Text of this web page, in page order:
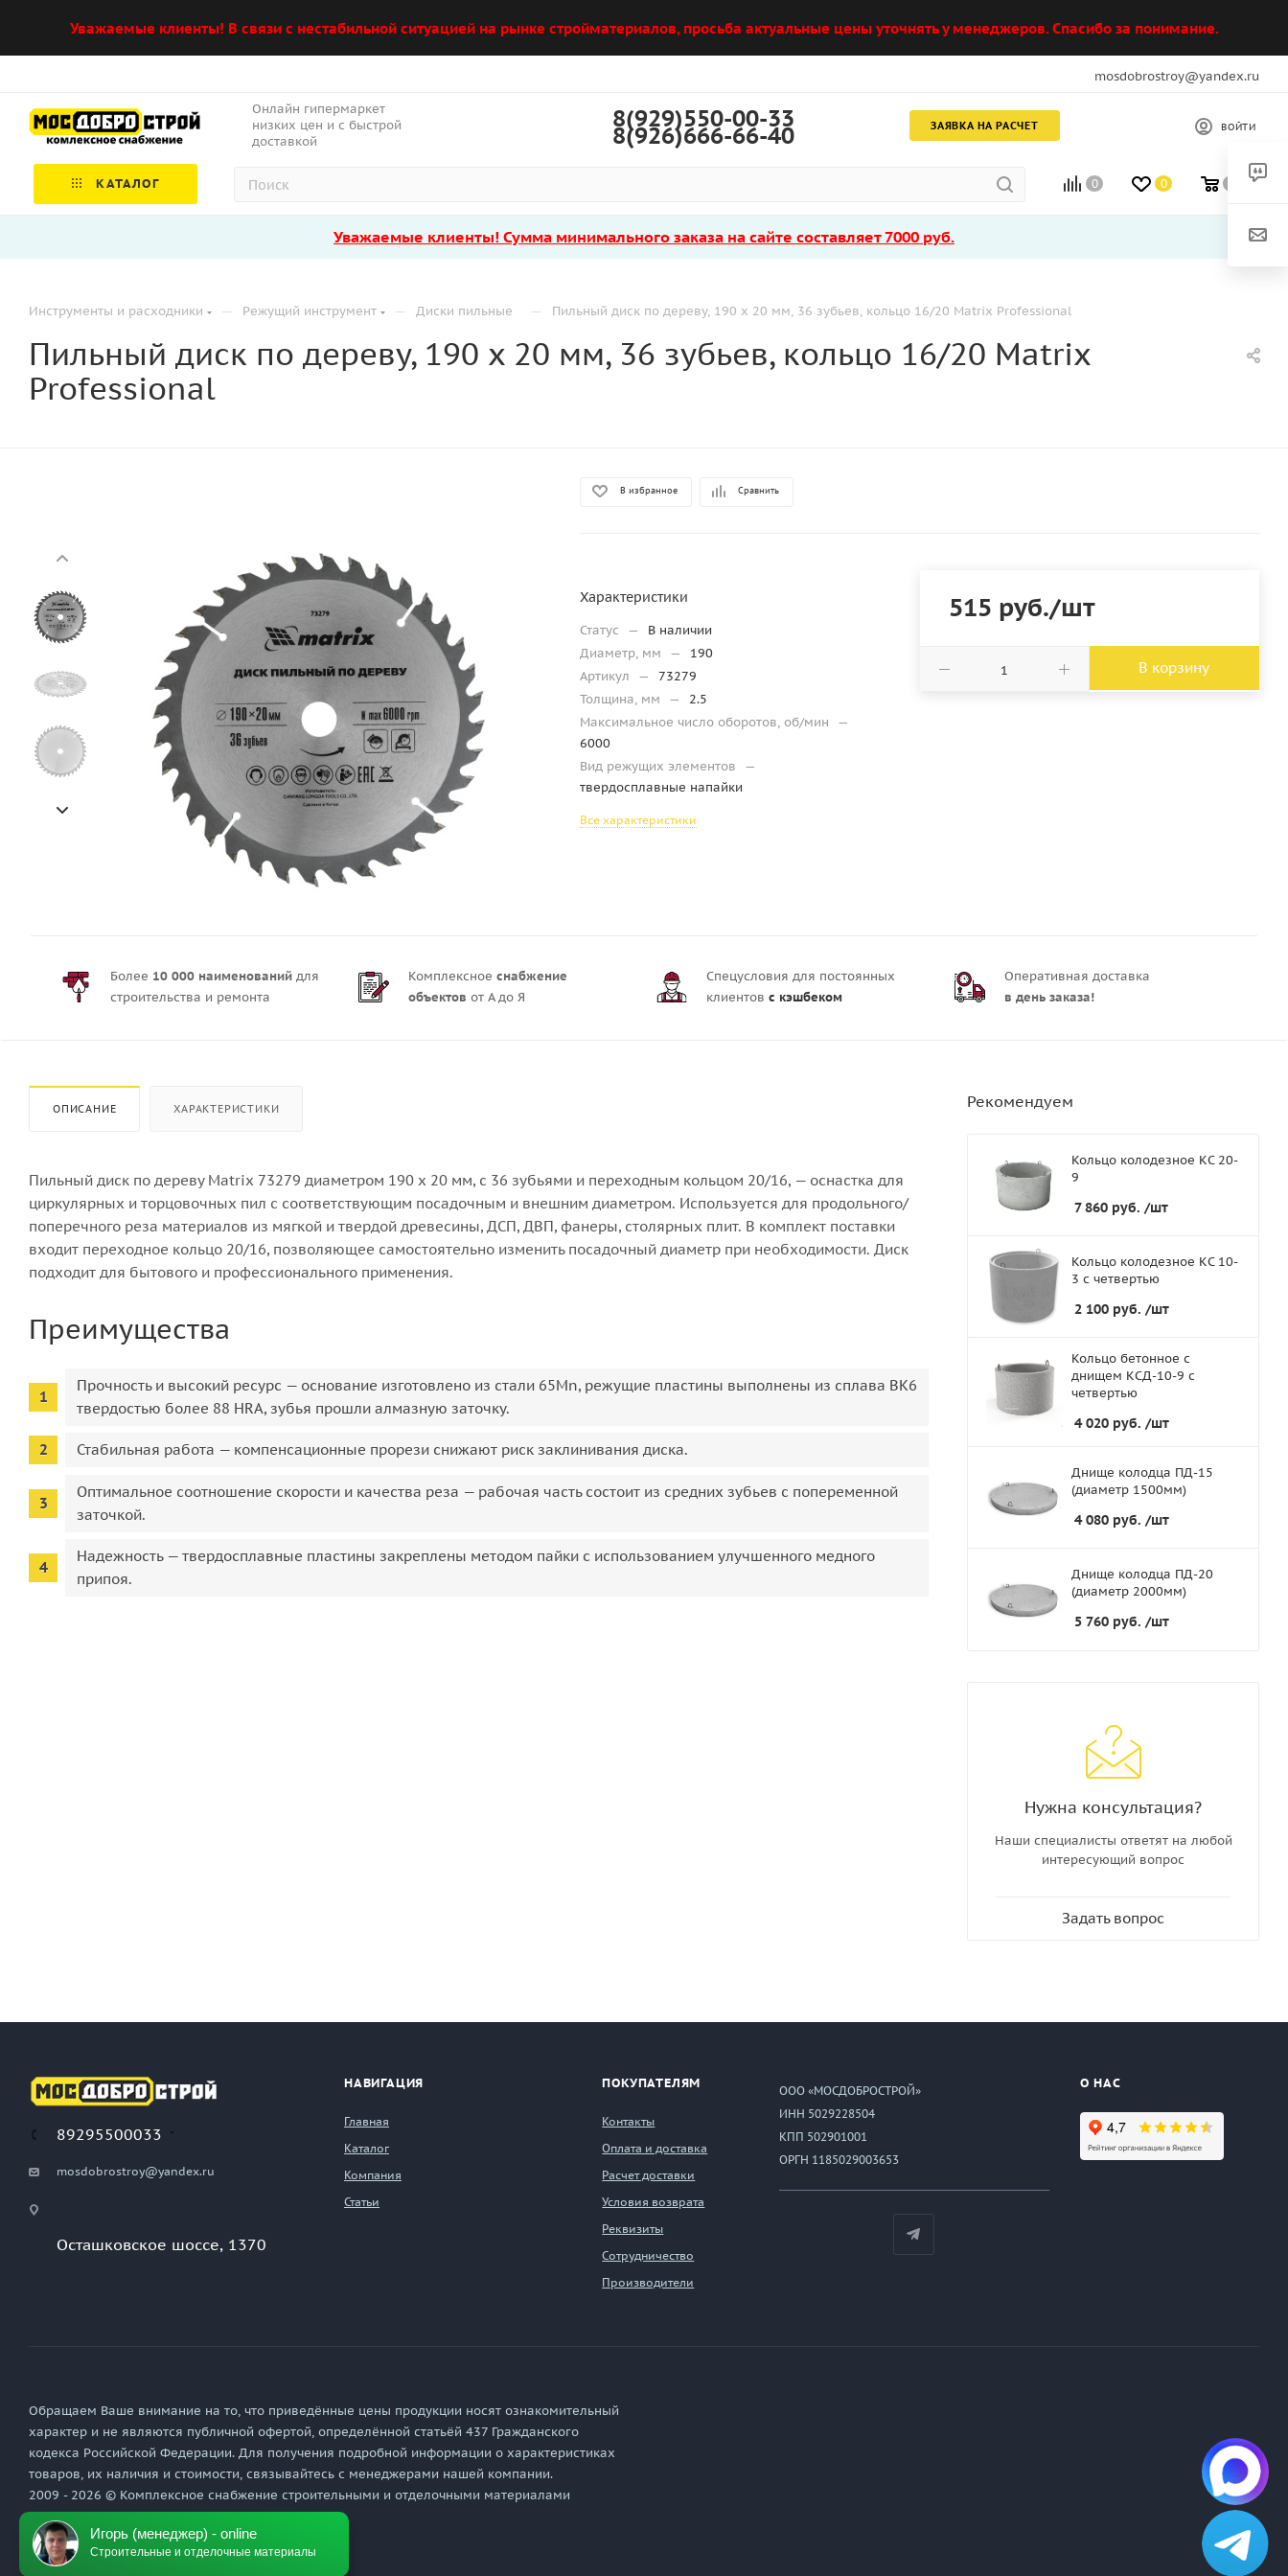
Уважаемые клиенты! В связи с нестабильной ситуацией на рынке стройматериалов, просьба актуальные цены уточнять у менеджеров. Спасибо за понимание.
mosdobrostroy@yandex.ru
Онлайн гипермаркет
низких цен и с быстрой
доставкой
ВОЙТИ
ЗАЯВКА НА РАСЧЕТ
8(929)550-00-33
8(926)666-66-40
0 0
КАТАЛОГ
Уважаемые клиенты! Сумма минимального заказа на сайте составляет 7000 руб.
Инструменты и расходники — Режущий инструмент — Диски пильные — Пильный диск по дереву, 190 х 20 мм, 36 зубьев, кольцо 16/20 Matrix Professional
Пильный диск по дереву, 190 х 20 мм, 36 зубьев, кольцо 16/20 Matrix
Professional
В избранное Сравнить
Характеристики
Статус —
В наличии
Диаметр, мм
—
190
Артикул
—
73279
Толщина, мм
—
2.5
Максимальное число оборотов, об/мин
—
6000
Вид режущих элементов
—
твердосплавные напайки
Все характеристики
515 руб./шт
В корзину
Более 10 000 наименований для
строительства и ремонта
Комплексное снабжение
объектов от А до Я
Спецусловия для постоянных
клиентов с кэшбеком
Оперативная доставка
в день заказа!
ОПИСАНИЕ ХАРАКТЕРИСТИКИ
Пильный диск по дереву Matrix 73279 диаметром 190 х 20 мм, с 36 зубьями и переходным кольцом 20/16, — оснастка для
циркулярных и торцовочных пил с соответствующим посадочным и внешним диаметром. Используется для продольного/
поперечного реза материалов из мягкой и твердой древесины, ДСП, ДВП, фанеры, столярных плит. В комплект поставки
входит переходное кольцо 20/16, позволяющее самостоятельно изменить посадочный диаметр при необходимости. Диск
подходит для бытового и профессионального применения.
Преимущества
Прочность и высокий ресурс — основание изготовлено из стали 65Mn, режущие пластины выполнены из сплава ВК6
твердостью более 88 HRA, зубья прошли алмазную заточку.
Стабильная работа — компенсационные прорези снижают риск заклинивания диска.
Оптимальное соотношение скорости и качества реза — рабочая часть состоит из средних зубьев с попеременной
заточкой.
Надежность — твердосплавные пластины закреплены методом пайки с использованием улучшенного медного
припоя.
Рекомендуем
Кольцо колодезное КС 20-
9
7 860 руб. /шт
Кольцо колодезное КС 10-
3 с четвертью
2 100 руб. /шт
Кольцо бетонное с
днищем КСД-10-9 с
четвертью
4 020 руб. /шт
Днище колодца ПД-15
(диаметр 1500мм)
4 080 руб. /шт
Днище колодца ПД-20
(диаметр 2000мм)
5 760 руб. /шт
Нужна консультация?
Наши специалисты ответят на любой
интересующий вопрос
Задать вопрос
89295500033
mosdobrostroy@yandex.ru
Осташковское шоссе, 1370
НАВИГАЦИЯ
Главная
Каталог
Компания
Статьи
ПОКУПАТЕЛЯМ
Контакты
Оплата и доставка
Расчет доставки
Условия возврата
Реквизиты
Сотрудничество
Производители
ООО «МОСДОБРОСТРОЙ»
ИНН 5029228504
КПП 502901001
ОРГН 1185029003653
О НАС
Обращаем Ваше внимание на то, что приведённые цены продукции носят ознакомительный
характер и не являются публичной офертой, определённой статьёй 437 Гражданского
кодекса Российской Федерации. Для получения подробной информации о характеристиках
товаров, их наличия и стоимости, связывайтесь с менеджерами нашей компании.
2009 - 2026 © Комплексное снабжение строительными и отделочными материалами
Политика обработки персональных данных
Игорь (менеджер) - online
Строительные и отделочные материалы